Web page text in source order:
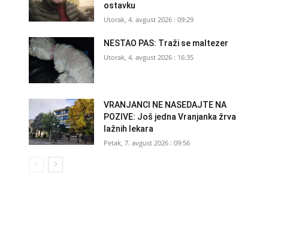
ostavku
Utorak, 4. avgust 2026 : 09:29
NESTAO PAS: Traži se maltezer
Utorak, 4. avgust 2026 : 16:35
VRANJANCI NE NASEDAJTE NA
POZIVE: Još jedna Vranjanka žrva
lažnih lekara
Petak, 7. avgust 2026 : 09:56